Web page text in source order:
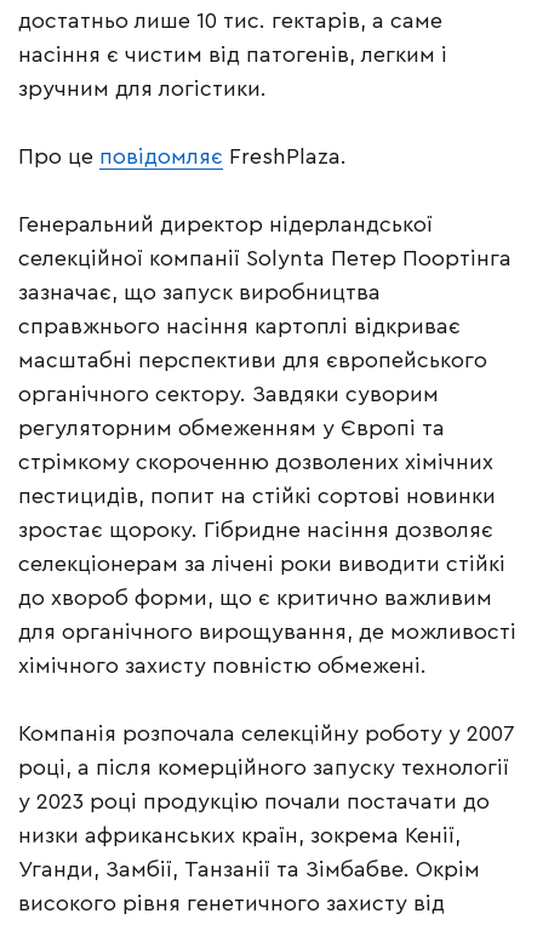
достатньо лише 10 тис. гектарів, а саме
насіння є чистим від патогенів, легким і
зручним для логістики.
Про це повідомляє FreshPlaza.
Генеральний директор нідерландської
селекційної компанії Solynta Петер Поортінга
зазначає, що запуск виробництва
справжнього насіння картоплі відкриває
масштабні перспективи для європейського
органічного сектору. Завдяки суворим
регуляторним обмеженням у Європі та
стрімкому скороченню дозволених хімічних
пестицидів, попит на стійкі сортові новинки
зростає щороку. Гібридне насіння дозволяє
селекціонерам за лічені роки виводити стійкі
до хвороб форми, що є критично важливим
для органічного вирощування, де можливості
хімічного захисту повністю обмежені.
Компанія розпочала селекційну роботу у 2007
році, а після комерційного запуску технології
у 2023 році продукцію почали постачати до
низки африканських країн, зокрема Кенії,
Уганди, Замбії, Танзанії та Зімбабве. Окрім
високого рівня генетичного захисту від